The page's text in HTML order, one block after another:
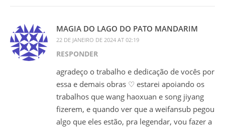
MAGIA DO LAGO DO PATO MANDARIM
22 DE JANEIRO DE 2024 AT 02:19
RESPONDER
agradeço o trabalho e dedicação de vocês por
essa e demais obras ♡ estarei apoiando os
trabalhos que wang haoxuan e song jiyang
fizerem, e quando ver que a weifansub pegou
algo que eles estão, pra legendar, vou fazer a